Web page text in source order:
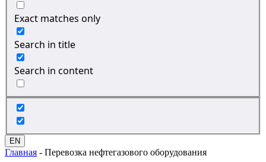
Exact matches only
Search in title
Search in content
EN
Главная - Перевозка нефтегазового оборудования